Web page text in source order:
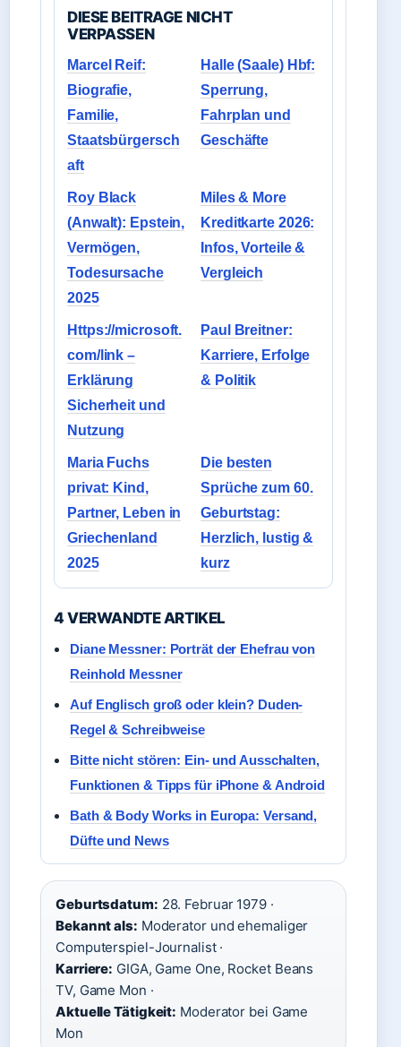
DIESE BEITRAGE NICHT
VERPASSEN
Marcel Reif:
Biografie,
Familie,
Staatsbürgersch
aft
Halle (Saale) Hbf:
Sperrung,
Fahrplan und
Geschäfte
Roy Black
(Anwalt): Epstein,
Vermögen,
Todesursache
2025
Miles & More
Kreditkarte 2026:
Infos, Vorteile &
Vergleich
Https://microsoft.
com/link –
Erklärung
Sicherheit und
Nutzung
Paul Breitner:
Karriere, Erfolge
& Politik
Maria Fuchs
privat: Kind,
Partner, Leben in
Griechenland
2025
Die besten
Sprüche zum 60.
Geburtstag:
Herzlich, lustig &
kurz
4 VERWANDTE ARTIKEL
Diane Messner: Porträt der Ehefrau von
Reinhold Messner
Auf Englisch groß oder klein? Duden-
Regel & Schreibweise
Bitte nicht stören: Ein- und Ausschalten,
Funktionen & Tipps für iPhone & Android
Bath & Body Works in Europa: Versand,
Düfte und News
Geburtsdatum: 28. Februar 1979 ·
Bekannt als: Moderator und ehemaliger
Computerspiel-Journalist ·
Karriere: GIGA, Game One, Rocket Beans
TV, Game Mon ·
Aktuelle Tätigkeit: Moderator bei Game
Mon